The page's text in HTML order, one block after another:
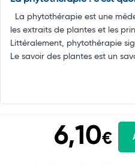
La phytothérapie est une
les extraits de plantes et les
Littéralement, phytothérapie
Le savoir des plantes est un
6,10€